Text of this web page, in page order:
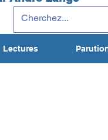
Lectures